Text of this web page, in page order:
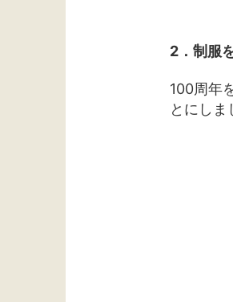
2．制服
100周年
とにしま